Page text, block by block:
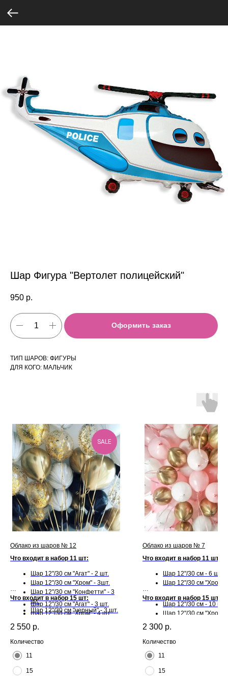
Шар Фигура "Вертолет полицейский"
950 р.
Оформить заказ
ТИП ШАРОВ: ФИГУРЫ
ДЛЯ КОГО: МАЛЬЧИК
SALE
Облако из шаров № 12
Что входит в набор 11 шт:
Шар 12"/30 см "Агат" - 2 шт.
Шар 12"/30 см "Хром" - 3шт.
Шар 12"/30 см "Конфетти" - 3
шт.
Шар 12"/30 см "черный" - 3 шт.
Что входит в набор 15 шт:
Шар 12"/30 см "Агат" - 3 шт.
Шар 12"/30 см "Хром" - 4 шт.
шт.
Шар 12"/30 см "черный" - 4 шт.
2 550 р.
Количество
11
15
Облако из шаров № 7
Что входит в набор 11 шт:
Шар 12"/30 см - 6 шт.
Шар 12"/30 см "Хром"
Что входит в набор 15 шт:
Шар 12"/30 см - 10 шт.
Шар 12"/30 см "Хром"
2 300 р.
Количество
11
15